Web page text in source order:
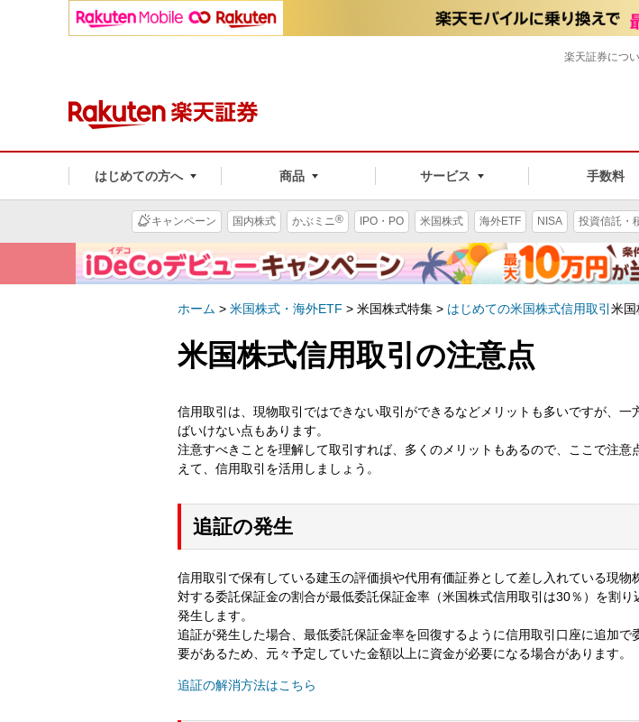
はじめての方へ 商品 サービス 手数料
楽天証券につ
キャンペーン 国内株式 かぶミニ® IPO・PO 米国株式 海外ETF NISA 投資信託・
ホーム > 米国株式・海外ETF > 米国株式特集 > はじめての米国株式信用取引 米国
米国株式信用取引の注意点
信用取引は、現物取引ではできない取引ができるなどメリットも多いですが、一
ばいけない点もあります。
注意すべきことを理解して取引すれば、多くのメリットもあるので、ここで注意
えて、信用取引を活用しましょう。
追証の発生
信用取引で保有している建玉の評価損や代用有価証券として差し入れている現物
対する委託保証金の割合が最低委託保証金率（米国株式信用取引は30％）を割
発生します。
追証が発生した場合、最低委託保証金率を回復するように信用取引口座に追加で
要があるため、元々予定していた金額以上に資金が必要になる場合があります。
追証の解消方法はこちら